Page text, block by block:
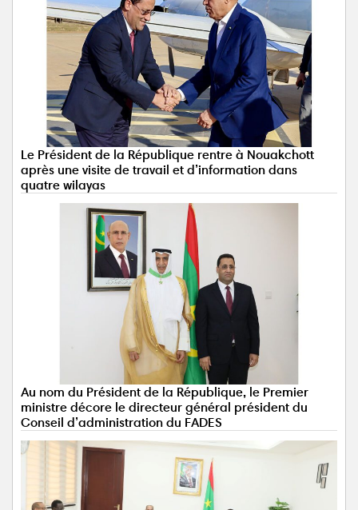
Le Président de la République rentre à Nouakchott
après une visite de travail et d’information dans
quatre wilayas
Au nom du Président de la République, le Premier
ministre décore le directeur général président du
Conseil d’administration du FADES